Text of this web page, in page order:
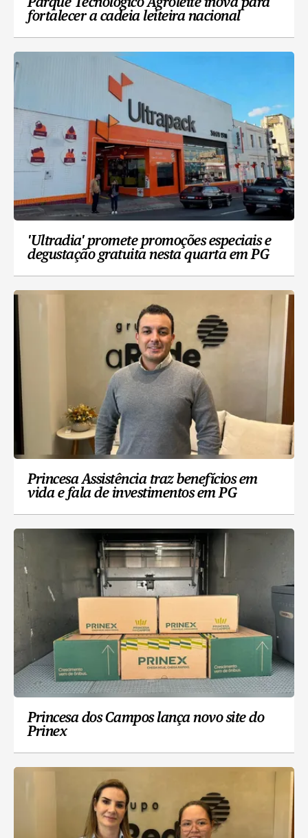
Parque Tecnológico Agroleite inova para
fortalecer a cadeia leiteira nacional
'Ultradia' promete promoções especiais e
degustação gratuita nesta quarta em PG
Princesa Assistência traz benefícios em
vida e fala de investimentos em PG
Princesa dos Campos lança novo site do
Prinex